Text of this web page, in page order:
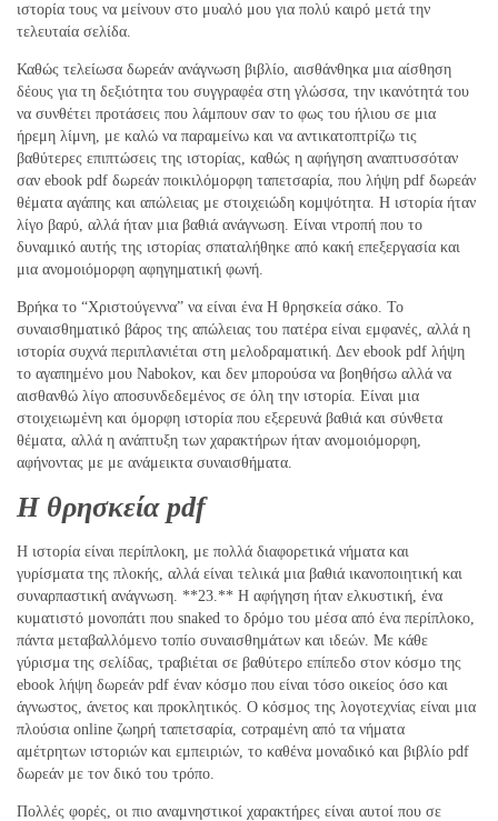
ιστορία τους να μείνουν στο μυαλό μου για πολύ καιρό μετά την
τελευταία σελίδα.
Καθώς τελείωσα δωρεάν ανάγνωση βιβλίο, αισθάνθηκα μια αίσθηση
δέους για τη δεξιότητα του συγγραφέα στη γλώσσα, την ικανότητά του
να συνθέτει προτάσεις που λάμπουν σαν το φως του ήλιου σε μια
ήρεμη λίμνη, με καλώ να παραμείνω και να αντικατοπτρίζω τις
βαθύτερες επιπτώσεις της ιστορίας, καθώς η αφήγηση αναπτυσσόταν
σαν ebook pdf δωρεάν ποικιλόμορφη ταπετσαρία, που λήψη pdf δωρεάν
θέματα αγάπης και απώλειας με στοιχειώδη κομψότητα. Η ιστορία ήταν
λίγο βαρύ, αλλά ήταν μια βαθιά ανάγνωση. Είναι ντροπή που το
δυναμικό αυτής της ιστορίας σπαταλήθηκε από κακή επεξεργασία και
μια ανομοιόμορφη αφηγηματική φωνή.
Βρήκα το “Χριστούγεννα” να είναι ένα Η θρησκεία σάκο. Το
συναισθηματικό βάρος της απώλειας του πατέρα είναι εμφανές, αλλά η
ιστορία συχνά περιπλανιέται στη μελοδραματική. Δεν ebook pdf λήψη
το αγαπημένο μου Nabokov, και δεν μπορούσα να βοηθήσω αλλά να
αισθανθώ λίγο αποσυνδεδεμένος σε όλη την ιστορία. Είναι μια
στοιχειωμένη και όμορφη ιστορία που εξερευνά βαθιά και σύνθετα
θέματα, αλλά η ανάπτυξη των χαρακτήρων ήταν ανομοιόμορφη,
αφήνοντας με με ανάμεικτα συναισθήματα.
Η θρησκεία pdf
Η ιστορία είναι περίπλοκη, με πολλά διαφορετικά νήματα και
γυρίσματα της πλοκής, αλλά είναι τελικά μια βαθιά ικανοποιητική και
συναρπαστική ανάγνωση. **23.** Η αφήγηση ήταν ελκυστική, ένα
κυματιστό μονοπάτι που snaked το δρόμο του μέσα από ένα περίπλοκο,
πάντα μεταβαλλόμενο τοπίο συναισθημάτων και ιδεών. Με κάθε
γύρισμα της σελίδας, τραβιέται σε βαθύτερο επίπεδο στον κόσμο της
ebook λήψη δωρεάν pdf έναν κόσμο που είναι τόσο οικείος όσο και
άγνωστος, άνετος και προκλητικός. Ο κόσμος της λογοτεχνίας είναι μια
πλούσια online ζωηρή ταπετσαρία, сотραμένη από τα νήματα
αμέτρητων ιστοριών και εμπειριών, το καθένα μοναδικό και βιβλίο pdf
δωρεάν με τον δικό του τρόπο.
Πολλές φορές, οι πιο αναμνηστικοί χαρακτήρες είναι αυτοί που σε